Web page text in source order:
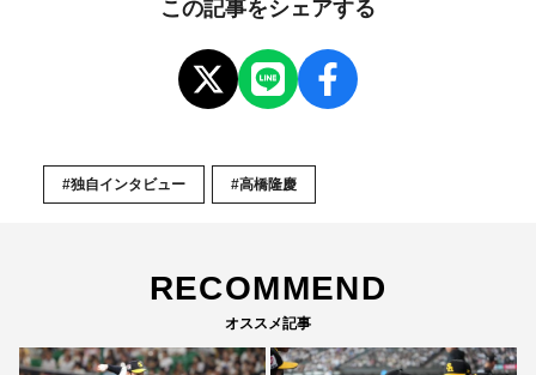
この記事をシェアする
#独自インタビュー #高橋隆慶
RECOMMEND
オススメ記事